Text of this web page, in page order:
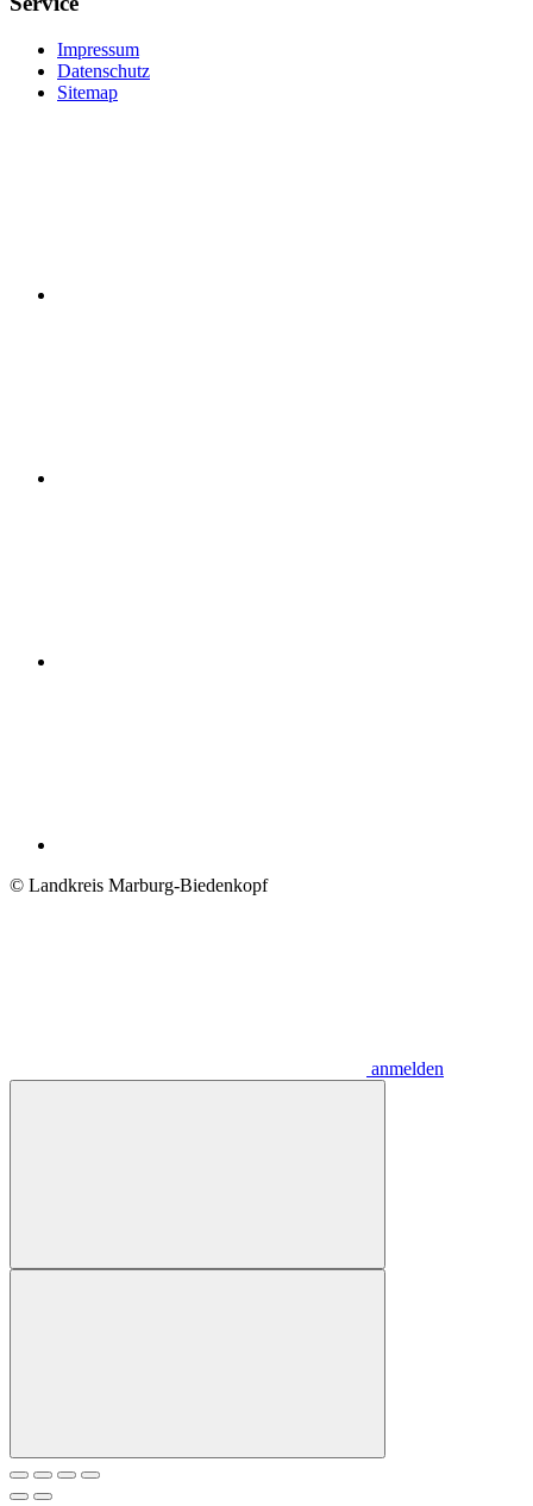
Impressum
Datenschutz
Sitemap
© Landkreis Marburg-Biedenkopf
anmelden